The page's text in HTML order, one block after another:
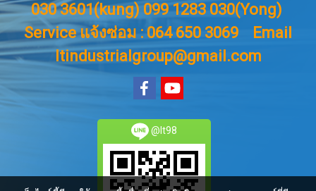
030 3601(kung) 099 1283 030(Yong)
Service แจ้งซ่อม : 064 650 3069
Email
ltindustrialgroup@gmail.com
@lt98